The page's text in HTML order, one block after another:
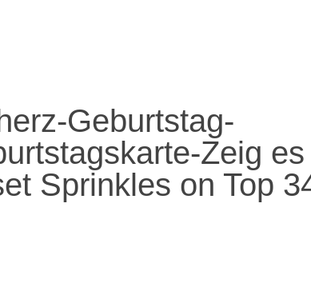
Geburtstag-
Zeig
Sprinkles on Top